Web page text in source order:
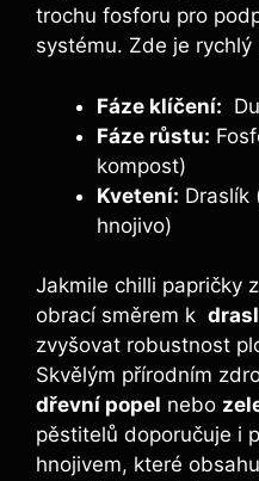
trochu fosforu pro
systému.⁤ Zde ​je rychlý
Fáze klíčení:
Fáze růstu:
kompost)
Kvetení: Draslík
hnojivo)
Jakmile chilli papričky
obrací směrem k ⁤
zvyšovat robustnost
‌Skvělým přírodním
dřevní​ popel nebo⁤
pěstitelů doporučuje i
hnojivem, které